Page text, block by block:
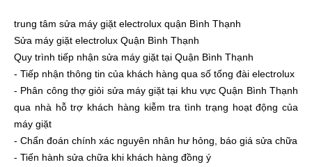
trung tâm sửa máy giặt electrolux quận Bình Thạnh
Sửa máy giặt electrolux Quận Bình Thạnh
Quy trình tiếp nhận sửa máy giặt tại Quận Bình Thạnh
- Tiếp nhận thông tin của khách hàng qua số tổng đài electrolux
- Phân công thợ giỏi sửa máy giặt tại khu vực Quận Bình Thạnh
qua nhà hỗ trợ khách hàng kiễm tra tình trạng hoạt động của
máy giặt
- Chẩn đoán chính xác nguyên nhân hư hỏng, báo giá sửa chữa
- Tiến hành sửa chữa khi khách hàng đồng ý